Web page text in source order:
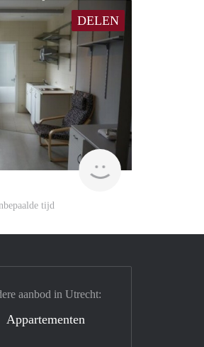
DELEN
tijd
aanbod in Utrecht:
Appartementen